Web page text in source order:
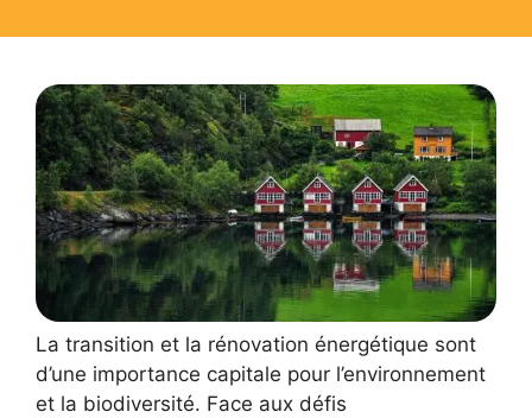
La transition et la rénovation énergétique sont
d’une importance capitale pour l’environnement
et la biodiversité. Face aux défis